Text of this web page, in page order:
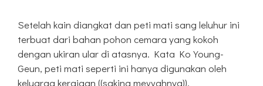
Setelah kain diangkat dan peti mati sang leluhur ini
terbuat dari bahan pohon cemara yang kokoh
dengan ukiran ular di atasnya. Kata Ko Young-
Geun, peti mati seperti ini hanya digunakan oleh
keluarga kerajaan ((saking mevvahnya)).